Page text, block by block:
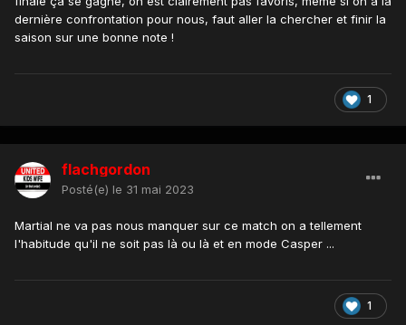
dernière confrontation pour nous, faut aller la chercher et finir la
saison sur une bonne note !
1
flachgordon
Posté(e) le 31 mai 2023
Martial ne va pas nous manquer sur ce match on a tellement
l'habitude qu'il ne soit pas là ou là et en mode Casper ...
1